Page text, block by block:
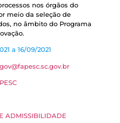
nos órgãos do
meio da seleção de
no âmbito do Programa
a 16/09/2021
ADMISSIBILIDADE